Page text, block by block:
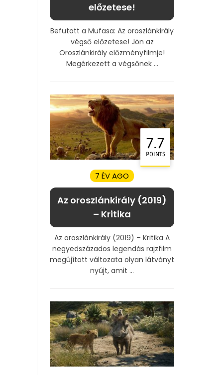
előzetese!
Befutott a Mufasa: Az oroszlánkirály
végső előzetese! Jön az
Oroszlánkirály előzményfilmje!
Megérkezett a végsőnek ...
7.7
POINTS
7 ÉV AGO
Az oroszlánkirály (2019)
– Kritika
Az oroszlánkirály (2019) – Kritika A
negyedszázados legendás rajzfilm
megújított változata olyan látványt
nyújt, amit ...